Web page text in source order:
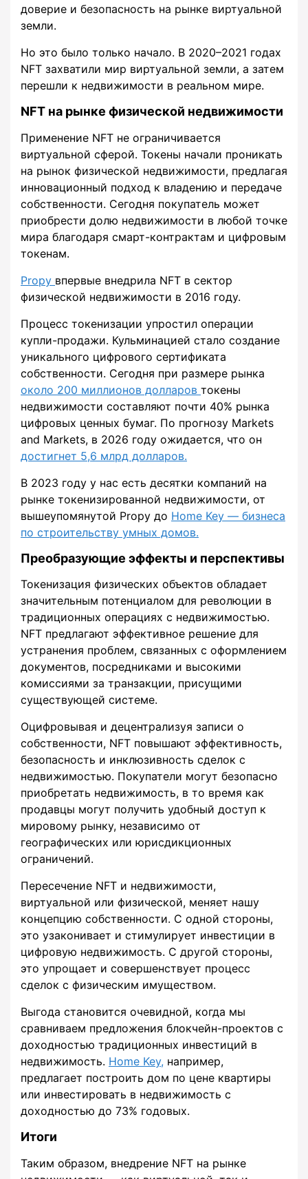
доверие и безопасность на рынке виртуальной
земли.
Но это было только начало. В 2020–2021 годах
NFT захватили мир виртуальной земли, а затем
перешли к недвижимости в реальном мире.
NFT на рынке физической недвижимости
Применение NFT не ограничивается
виртуальной сферой. Токены начали проникать
на рынок физической недвижимости, предлагая
инновационный подход к владению и передаче
собственности. Сегодня покупатель может
приобрести долю недвижимости в любой точке
мира благодаря смарт-контрактам и цифровым
токенам.
Propy впервые внедрила NFT в сектор
физической недвижимости в 2016 году.
Процесс токенизации упростил операции
купли-продажи. Кульминацией стало создание
уникального цифрового сертификата
собственности. Сегодня при размере рынка
около 200 миллионов долларов токены
недвижимости составляют почти 40% рынка
цифровых ценных бумаг. По прогнозу Markets
and Markets, в 2026 году ожидается, что он
достигнет 5,6 млрд долларов.
В 2023 году у нас есть десятки компаний на
рынке токенизированной недвижимости, от
вышеупомянутой Propy до Home Key — бизнеса
по строительству умных домов.
Преобразующие эффекты и перспективы
Токенизация физических объектов обладает
значительным потенциалом для революции в
традиционных операциях с недвижимостью.
NFT предлагают эффективное решение для
устранения проблем, связанных с оформлением
документов, посредниками и высокими
комиссиями за транзакции, присущими
существующей системе.
Оцифровывая и децентрализуя записи о
собственности, NFT повышают эффективность,
безопасность и инклюзивность сделок с
недвижимостью. Покупатели могут безопасно
приобретать недвижимость, в то время как
продавцы могут получить удобный доступ к
мировому рынку, независимо от
географических или юрисдикционных
ограничений.
Пересечение NFT и недвижимости,
виртуальной или физической, меняет нашу
концепцию собственности. С одной стороны,
это узаконивает и стимулирует инвестиции в
цифровую недвижимость. С другой стороны,
это упрощает и совершенствует процесс
сделок с физическим имуществом.
Выгода становится очевидной, когда мы
сравниваем предложения блокчейн-проектов с
доходностью традиционных инвестиций в
недвижимость. Home Key, например,
предлагает построить дом по цене квартиры
или инвестировать в недвижимость с
доходностью до 73% годовых.
Итоги
Таким образом, внедрение NFT на рынке